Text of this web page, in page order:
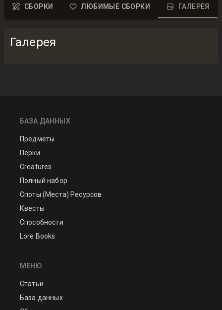
СБОРКИ ЛЮБИМЫЕ СБОРКИ ГАЛЕРЕЯ
Галерея
БАЗА ДАННЫХ
Предметы
Перки
Creatures
Полный набор
Споты (Места) Ресурсов
Квесты
Способности
Lore Books
МЕНЮ
Статьи
База данных